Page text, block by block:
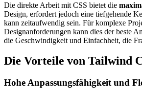
Die direkte Arbeit mit CSS bietet die
Design, erfordert jedoch eine tiefgehende
kann zeitaufwendig sein. Für komplexe
Designanforderungen kann dies der beste
die Geschwindigkeit und Einfachheit, die
Die Vorteile von Tailwind
Hohe Anpassungsfähigkeit und